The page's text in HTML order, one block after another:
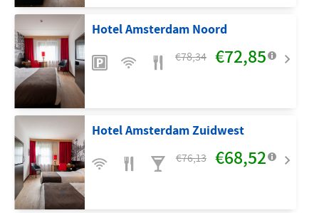
Hotel Amsterdam Noord
€78,34 €72,85
Hotel Amsterdam Zuidwest
€76,13 €68,52